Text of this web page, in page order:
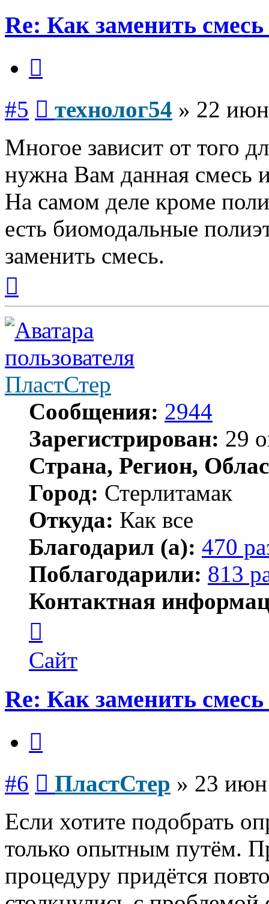
Re: Как заменить
#5 технолог54 » 22
Многое зависит от того
нужна Вам данная смесь
На самом деле кроме
есть биомодальные
заменить смесь.
началу
ПластСтер
Сообщения: 2944
Зарегистрирован: 29
Страна, Регион,
Город: Стерлитамак
Откуда: Как все
Благодарил (а): 470
Поблагодарили: 813
Контактная
пользователя
ПластСтер
Сайт
Re: Как заменить
#6 ПластСтер » 23
Если хотите подобрать
только опытным путём.
процедуру придётся